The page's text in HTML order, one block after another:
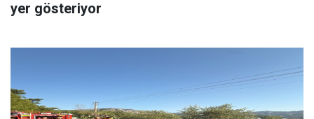
yer gösteriyor